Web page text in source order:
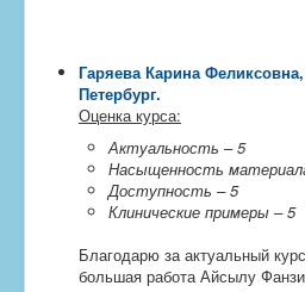
Гаряева Карина
Петербург.
Оценка курса:
Актуальность – 5
Насыщенность
Доступность – 5
Клинические примеры – 5
Благодарю за актуальный
большая работа Айсылу